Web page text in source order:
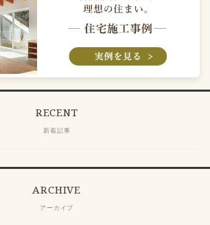
RECENT
新着記事
ARCHIVE
アーカイブ